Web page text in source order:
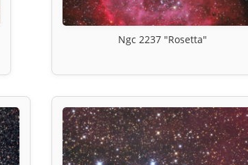
Ngc 2237 "Rosetta"